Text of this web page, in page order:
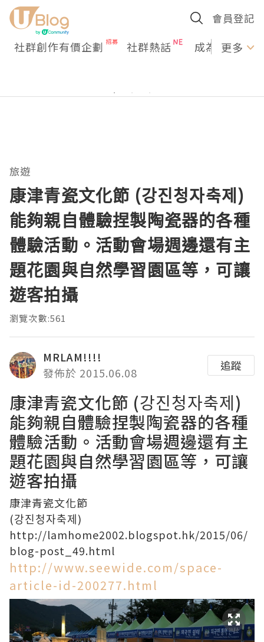
會員登記
社群創作有價企劃 社群熱話 成為U更多
旅遊
康津青瓷文化節 (강진청자축제)
能夠親自體驗捏製陶瓷器的各種
體驗活動。活動會場週邊還有主
題花園與自然學習園區等，可讓
遊客拍攝
瀏覽次數:561
MRLAM!!!!
發佈於 2015.06.08
追蹤
康津青瓷文化節 (강진청자축제)
能夠親自體驗捏製陶瓷器的各種
體驗活動。活動會場週邊還有主
題花園與自然學習園區等，可讓
遊客拍攝
康津青瓷文化節
(강진청자축제)
http://lamhome2002.blogspot.hk/2015/06/
blog-post_49.html
http://www.seewide.com/space-
article-id-200277.html